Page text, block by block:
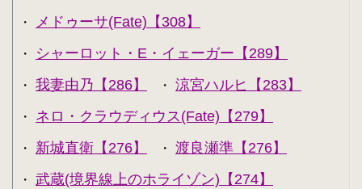
・ メドゥーサ(Fate)【308】
・ シャーロット・E・イェーガー【289】
・ 我妻由乃【286】 ・ 涼宮ハルヒ【283】
・ ネロ・クラウディウス(Fate)【279】
・ 新城直衛【276】 ・ 渡良瀬準【276】
・ 武蔵(境界線上のホライゾン)【274】